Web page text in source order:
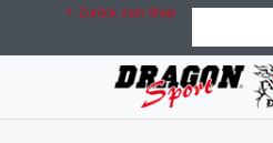
Zurück zum Shop